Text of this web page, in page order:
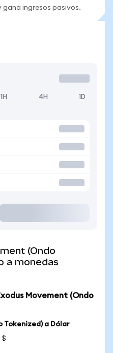
ingresos pasivos.
1H 4H 1D
(Ondo
a monedas
Movement (Ondo
Tokenized) a Dólar
$